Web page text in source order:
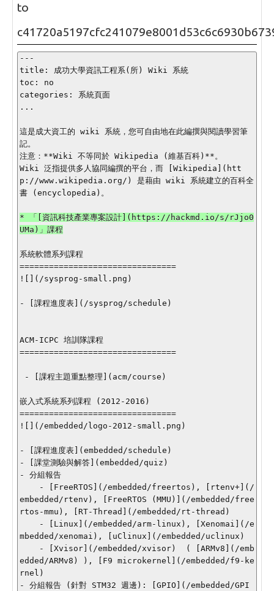
登入 / 註冊帳號
to
---
title: 成功大學資訊工程系(所) Wiki 系統
toc: no
categories: 系統頁面
...
這是成大資工的 wiki 系統，您可自由地在此編撰與閱讀學習筆
記。
注意：**Wiki 不等同於 Wikipedia (維基百科)**。
Wiki 泛指提供多人協同編撰的平台，而 [Wikipedia](htt
p://www.wikipedia.org/) 是藉由 wiki 系統建立的百科全
書 (encyclopedia)。
* 「[資訊科技產業專案設計](https://hackmd.io/s/rJjo0
UMa)」課程
系統軟體系列課程
================================
![](/sysprog-small.png)
- [課程進度表](/sysprog/schedule)
ACM-ICPC 培訓隊課程
================================
嵌入式系統系列課程 (2012-2016)
================================
![](/embedded/logo-2012-small.png)
- [課程進度表](embedded/schedule)
- [課堂測驗與解答](embedded/quiz)
- 分組報告
embedded/rtenv), [FreeRTOS (MMU)](/embedded/free
rtos-mmu), [RT-Thread](/embedded/rt-thread)
mbedded/xenomai), [uClinux](/embedded/uclinux)
edded/ARMv8) ), [F9 microkernel](/embedded/f9-ke
rnel)
- 分組報告 (針對 STM32 週邊): [GPIO](/embedded/GPI